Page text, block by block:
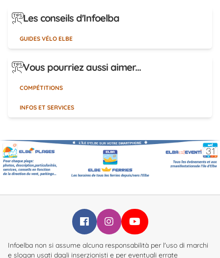
Les conseils d'Infoelba
GUIDES VÉLO ELBE
Vous pourriez aussi aimer...
COMPÉTITIONS
INFOS ET SERVICES
Infoelba su Facebook
Infoelba su Instagram
Infoelba su YouTube
Infoelba non si assume alcuna responsabilità per l'uso di marchi
e slogan usati dagli inserzionisti e per eventuali errate